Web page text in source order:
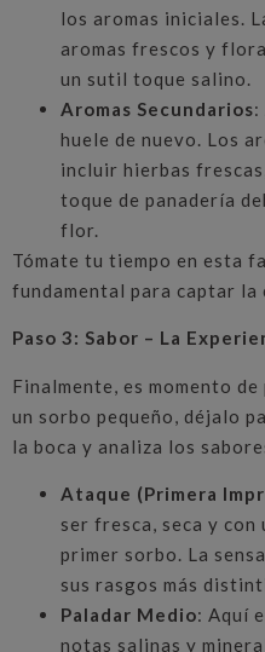
los aromas iniciales.
aromas frescos y
un sutil toque salino.
Aromas Secundarios:
huele de nuevo. Los
incluir hierbas
toque de panadería
flor.
Tómate tu tiempo en esta
fundamental para captar la
Paso 3: Sabor – La
Finalmente, es momento
un sorbo pequeño, déjalo
la boca y analiza los
Ataque (Primera
ser fresca, seca y con
primer sorbo. La
sus rasgos más
Paladar Medio: Aquí
notas salinas y